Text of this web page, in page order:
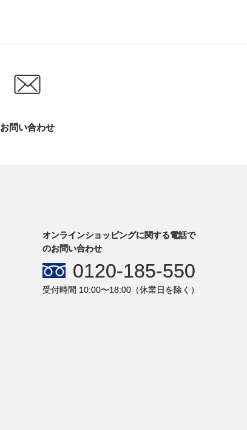
お問い合わせ
オンラインショッピングに関する電話で
のお問い合わせ
0120-185-550
受付時間 10:00〜18:00（休業日を除く）